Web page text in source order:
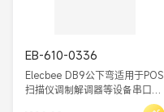
EB-610-0336
Elecbee DB9公下弯适用于POS
扫描仪调制解调器等设备串口单